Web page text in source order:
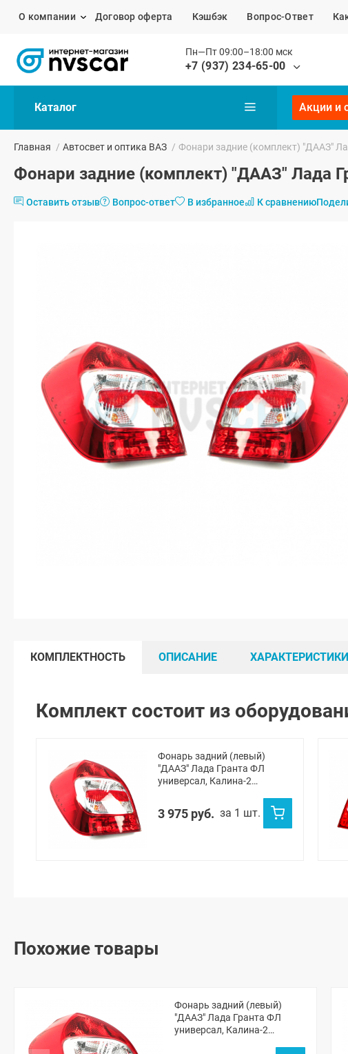
О компании Договор оферта Кэшбэк Вопрос-Ответ
Пн—Пт 09:00–18:00 мск
+7 (937) 234-65-00
Каталог Акции и
Главная / Автосвет и оптика ВАЗ / Фонари задние (комплект) "ДААЗ"
Фонари задние (комплект) "ДААЗ" Лада
Оставить отзыв Вопрос-ответ В избранное К сравнению
КОМПЛЕКТНОСТЬ ОПИСАНИЕ ХАРАКТЕРИСТИКИ
Комплект состоит из
Фонарь задний (левый)
"ДААЗ" Лада Гранта ФЛ
универсал, Калина-2
3 975 руб. за 1 шт.
Похожие товары
Фонарь задний (левый)
"ДААЗ" Лада Гранта ФЛ
универсал, Калина-2